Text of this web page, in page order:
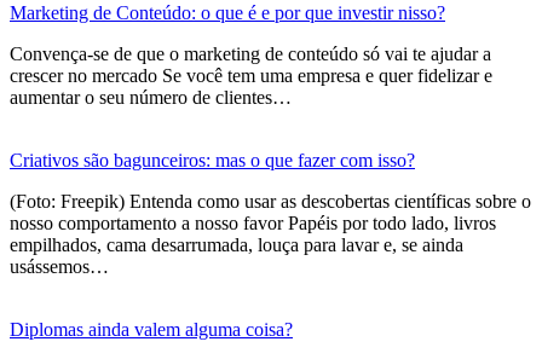
Marketing de Conteúdo: o que é e por que investir nisso?
Convença-se de que o marketing de conteúdo só vai te ajudar a
crescer no mercado Se você tem uma empresa e quer fidelizar e
aumentar o seu número de clientes…
Criativos são bagunceiros: mas o que fazer com isso?
(Foto: Freepik) Entenda como usar as descobertas científicas sobre o
nosso comportamento a nosso favor Papéis por todo lado, livros
empilhados, cama desarrumada, louça para lavar e, se ainda
usássemos…
Diplomas ainda valem alguma coisa?